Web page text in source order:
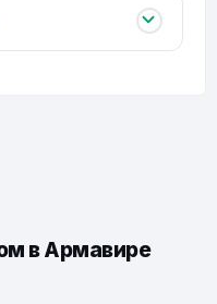
в Армавире